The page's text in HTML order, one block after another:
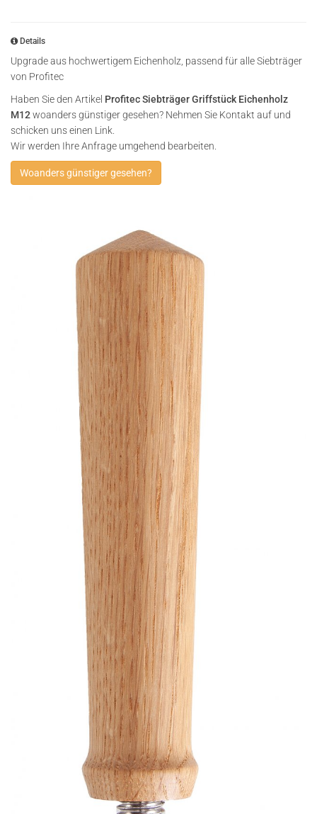
Details
Upgrade aus hochwertigem Eichenholz, passend für alle Siebträger
von Profitec
Haben Sie den Artikel Profitec Siebträger Griffstück Eichenholz
M12woanders günstiger gesehen? Nehmen Sie Kontakt auf und
schicken uns einen Link.
Wir werden Ihre Anfrage umgehend bearbeiten.
Woanders günstiger gesehen?